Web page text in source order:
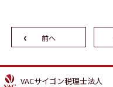
前へ
VACサイゴン税理士法人